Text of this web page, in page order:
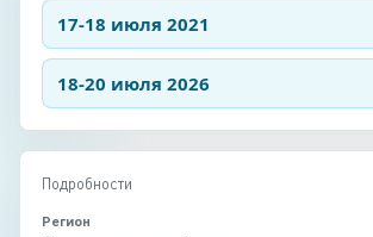
17-18 июля 2021
18-20 июля 2026
Подробности
Регион